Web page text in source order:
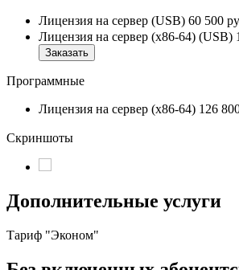
Лицензия на сервер (USB) 60 500
Лицензия на сервер (x86-64) (USB)
Заказать
Программные
Лицензия на сервер (x86-64) 126
Скриншоты
Дополнительные услуги
Тариф "Эконом"